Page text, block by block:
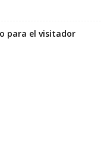
para el visitador